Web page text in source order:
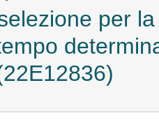
per